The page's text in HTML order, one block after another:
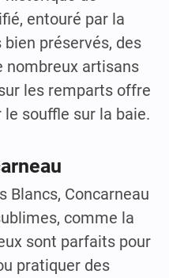
entouré par la
préservés, des
nombreux artisans
les remparts offre
souffle sur la baie.
Blancs, Concarneau
comme la
sont parfaits pour
pratiquer des